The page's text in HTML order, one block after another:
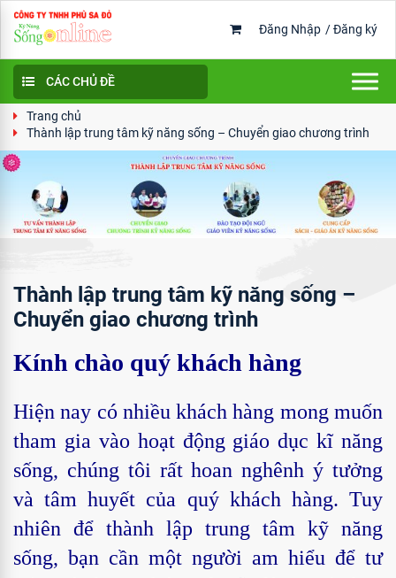
Đăng Nhập /Đăng ký
CÁC CHỦ ĐỀ
Trang chủ
Thành lập trung tâm kỹ năng sống – Chuyển giao chương trình
Thành lập trung tâm kỹ năng sống –
Chuyển giao chương trình
Kính chào quý khách hàng
Hiện nay có nhiều khách hàng mong muốn
tham gia vào hoạt động giáo dục kĩ năng
sống, chúng tôi rất hoan nghênh ý tưởng
và tâm huyết của quý khách hàng. Tuy
nhiên để thành lập trung tâm kỹ năng
sống, bạn cần một người am hiểu để tư